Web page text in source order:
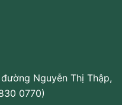
Nguyễn Thị Thập,
0770)